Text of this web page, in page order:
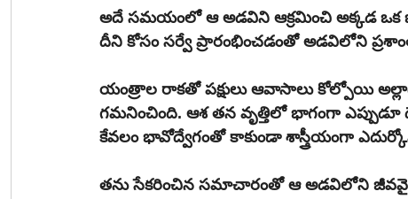
అదే సమయంలో ఆ అడవిని ఆక్రమించి అక్కడ ఒక
దీని కోసం సర్వే ప్రారంభించడంతో అడవిలోని
యంత్రాల రాకతో పక్షులు ఆవాసాలు కోల్పోయి
గమనించింది. ఆశ తన వృత్తిలో భాగంగా
కేవలం భావోద్వేగంతో కాకుండా శాస్త్రీయంగా
తను సేకరించిన సమాచారంతో ఆ అడవిలోని జీవవైవిధ్యాన్ని డిజిటల్